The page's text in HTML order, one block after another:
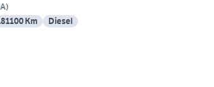
)
Km Diesel